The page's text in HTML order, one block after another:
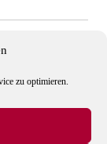
zu optimieren.